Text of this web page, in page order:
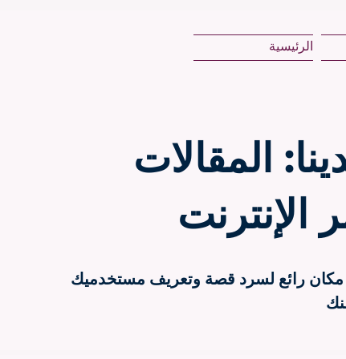
الرئيسية
المقالات
الإنترنت
مكان رائع لسرد قصة وتعريف مستخدميك